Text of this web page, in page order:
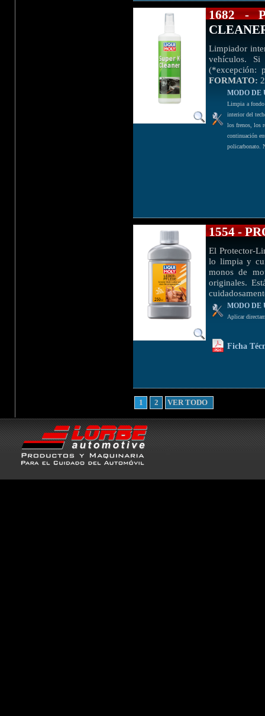
1682 -
Limpiador
vehículos. Si
(*excepción:
FORMATO:
MODO DE
Limpia a fondo
interior del
los frenos, los
continuación
policarbonato.
1554 -
El Protector-
lo limpia y
monos de
originales.
MODO DE
Aplicar
Ficha
1 2 VER TODO